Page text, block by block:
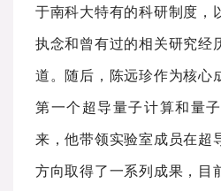
于南科大特有的科研制度，
执念和曾有过的相关研究经
道。随后，陈远珍作为核心
第一个超导量子计算和量
来，他带领实验室成员在超
方向取得了一系列成果，目